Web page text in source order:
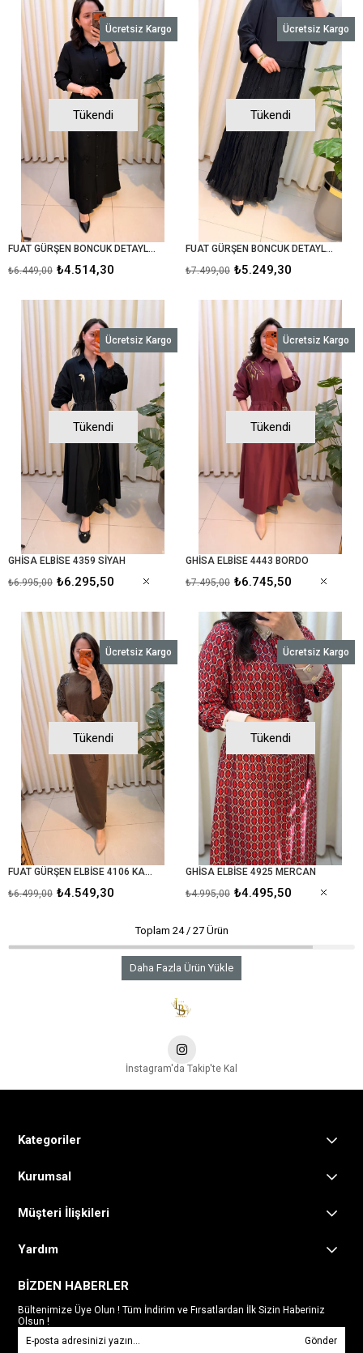
Tükendi
FUAT GÜRŞEN BONCUK DETAYLI ELBİSE 5100 SİYAH
₺4.514,30
₺6.449,00
Ücretsiz Kargo
Tükendi
FUAT GÜRŞEN BONCUK DETAYLI ELBİSE 5124 SİYAH
₺5.249,30
₺7.499,00
Ücretsiz Kargo
Tükendi
GHİSA ELBİSE 4359 SİYAH
₺6.295,50
₺6.995,00
Ücretsiz Kargo
Tükendi
GHİSA ELBİSE 4443 BORDO
₺6.745,50
₺7.495,00
Ücretsiz Kargo
Tükendi
FUAT GÜRŞEN ELBİSE 4106 KAHVE
₺4.549,30
₺6.499,00
Ücretsiz Kargo
Tükendi
GHİSA ELBİSE 4925 MERCAN
₺4.495,50
₺4.995,00
Ücretsiz Kargo
Toplam 24/ 27Ürün
Daha Fazla Ürün Yükle
İnstagram'da Takip'te Kal
Kategoriler
Kurumsal
Müşteri İlişkileri
Yardım
BİZDEN HABERLER
Bültenimize Üye Olun ! Tüm İndirim ve Fırsatlardan İlk Sizin Haberiniz
Olsun !
Gönder